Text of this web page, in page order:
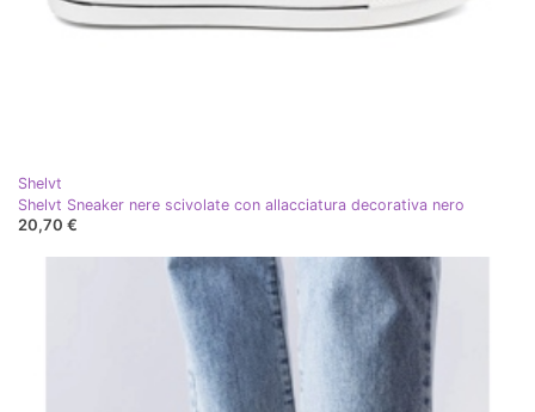
Shelvt
Shelvt Sneaker nere scivolate con allacciatura decorativa nero
20,70 €